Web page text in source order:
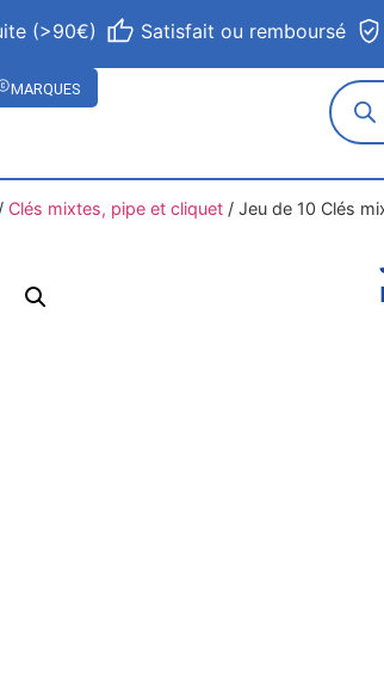
(>90€) Satisfait ou remboursé
MARQUES
Clés mixtes, pipe et cliquet/ Jeu de 10 Clés